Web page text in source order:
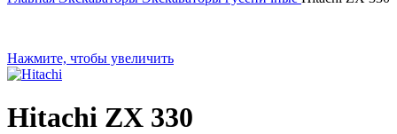
Нажмите, чтобы увеличить
Hitachi ZX 330